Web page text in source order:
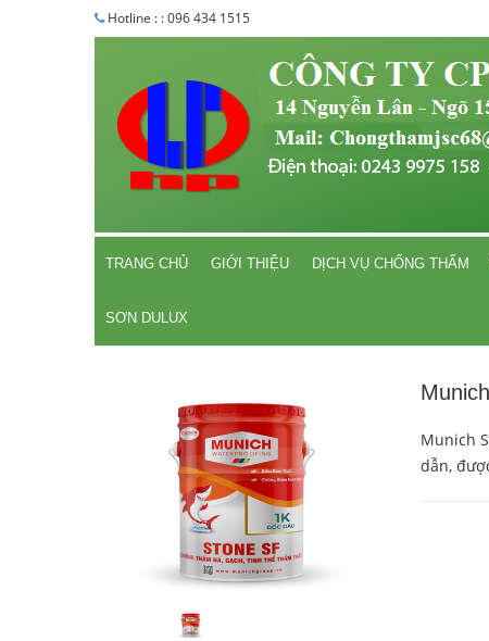
Hotline : : 096 434 1515
TRANG CHỦ GIỚI THIỆU DỊCH VỤ CHỐNG THẤM
SƠN DULUX
Munich
dẫn,